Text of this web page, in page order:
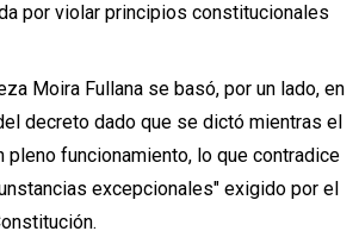
por violar principios constitucionales
Moira Fullana se basó, por un lado, en
decreto dado que se dictó mientras el
pleno funcionamiento, lo que contradice
excepcionales" exigido por el